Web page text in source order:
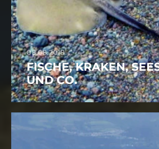
08.08.2018
FISCHE, KRAKEN,
UND CO.